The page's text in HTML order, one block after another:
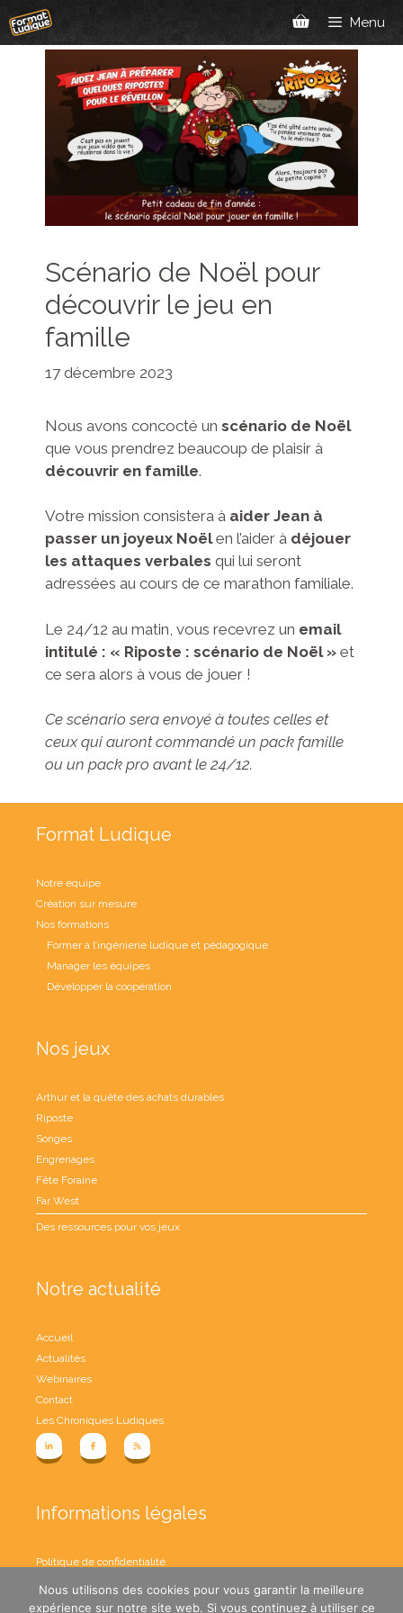
Aller
au
contenu
Menu
Scénario de Noël pour
découvrir le jeu en
famille
17 décembre 2023
Nous avons concocté un scénario de Noël
que vous prendrez beaucoup de plaisir à
découvrir en famille.
Votre mission consistera à aider Jean à
passer un joyeux Noëlen l’aider à déjouer
les attaques verbales qui lui seront
adressées au cours de ce marathon familiale.
Le 24/12 au matin, vous recevrez un email
intitulé : « Riposte : scénario de Noël » et
ce sera alors à vous de jouer !
Ce scénario sera envoyé à toutes celles et
ceux qui auront commandé un pack famille
ou un pack pro avant le 24/12.
Format Ludique
Notre équipe
Création sur mesure
Nos formations
Former à l’ingénierie ludique et pédagogique
Manager les équipes
Développer la coopération
Nos jeux
Arthur et la quête des achats durables
Riposte
Songes
Engrenages
Fête Foraine
Far West
Des ressources pour vos jeux
Notre actualité
Accueil
Actualités
Webinaires
Contact
Les Chroniques Ludiques
Informations légales
Politique de confidentialité
Conditions Générales de Vente
Mon compte
Nous utilisons des cookies pour vous garantir la meilleure
expérience sur notre site web. Si vous continuez à utiliser ce